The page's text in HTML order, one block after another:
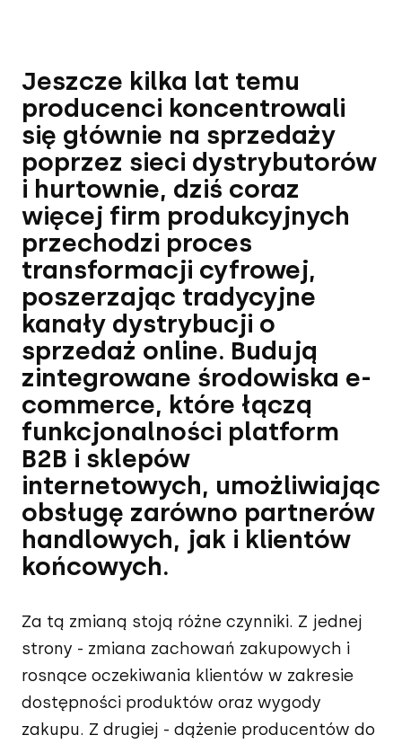
Jeszcze kilka lat temu
producenci koncentrowali
się głównie na sprzedaży
poprzez sieci dystrybutorów
i hurtownie, dziś coraz
więcej firm produkcyjnych
przechodzi proces
transformacji cyfrowej,
poszerzając tradycyjne
kanały dystrybucji o
sprzedaż online. Budują
zintegrowane środowiska e-
commerce, które łączą
funkcjonalności platform
B2B i sklepów
internetowych, umożliwiając
obsługę zarówno partnerów
handlowych, jak i klientów
końcowych.
Za tą zmianą stoją różne czynniki. Z jednej
strony - zmiana zachowań zakupowych i
rosnące oczekiwania klientów w zakresie
dostępności produktów oraz wygody
zakupu. Z drugiej - dążenie producentów do